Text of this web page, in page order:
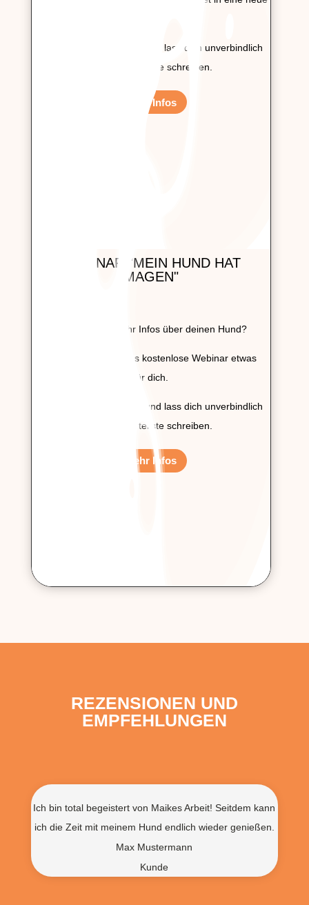
Sichere dir deinen Platz und lass dich unverbindlich
auf die Warteliste schreiben.
Mehr Infos
WEBINAR "MEIN HUND HAT
MAGEN"
Du möchtest mehr Infos über deinen Hund?
Dann ist vielleicht das kostenlose Webinar etwas
für dich.
Sichere dir deinen Platz und lass dich unverbindlich
auf die Warteliste schreiben.
Mehr Infos
REZENSIONEN UND
EMPFEHLUNGEN
Ich bin total begeistert von Maikes Arbeit! Seitdem kann
ich die Zeit mit meinem Hund endlich wieder genießen.
Max Mustermann
Kunde